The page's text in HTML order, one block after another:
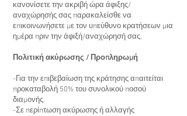
κανονίσετε την ακριβή ώρα άφιξης/
αναχώρησής σας παρακαλείσθε να
επικοινωνήσετε με τον υπεύθυνο κρατήσεων μια
ημέρα πριν την άφιξή/αναχώρησή σας.
Πολιτική ακύρωσης / Προπληρωμή
-Για την επιβεβαίωση της κράτησης απαιτείται
προκαταβολή 50% του συνολικού ποσού
διαμονής.
-Σε περίπτωση ακύρωσης ή αλλαγής